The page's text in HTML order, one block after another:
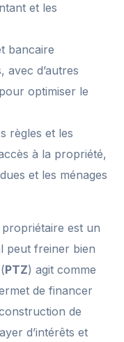
et les
bancaire
avec d’autres
optimiser le
règles et les
à la propriété,
et les ménages
est un
peut freiner bien
PTZ) agit comme
de financer
de
d’intérêts et